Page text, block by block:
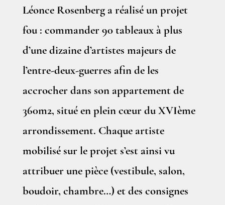
Léonce Rosenberg a réalisé un projet
fou : commander 90 tableaux à plus
d’une dizaine d’artistes majeurs de
l’entre-deux-guerres afin de les
accrocher dans son appartement de
360m2, situé en plein cœur du XVIème
arrondissement. Chaque artiste
mobilisé sur le projet s’est ainsi vu
attribuer une pièce (vestibule, salon,
boudoir, chambre…) et des consignes